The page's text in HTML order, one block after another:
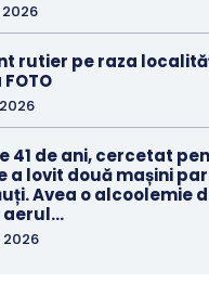
rutier pe raza
41 de ani, cercetat
a lovit două mașini
Avea o alcoolemie